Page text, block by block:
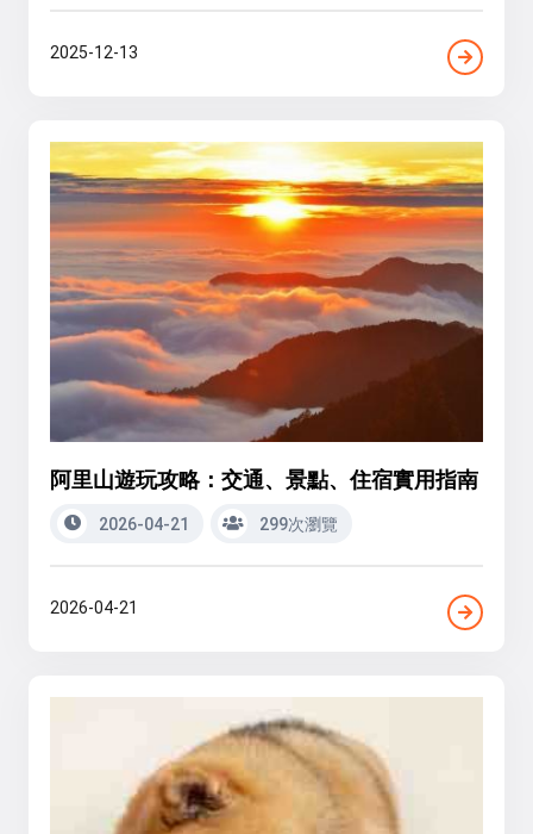
2025-12-13
阿里山遊玩攻略：交通、景點、住宿實用指南
2026-04-21 299次瀏覽
2026-04-21